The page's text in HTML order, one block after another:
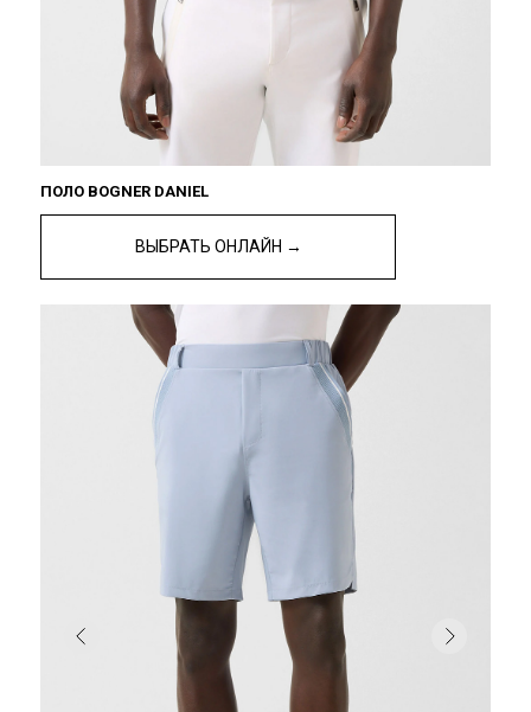
ПОЛО BOGNER DANIEL
ВЫБРАТЬ ОНЛАЙН →